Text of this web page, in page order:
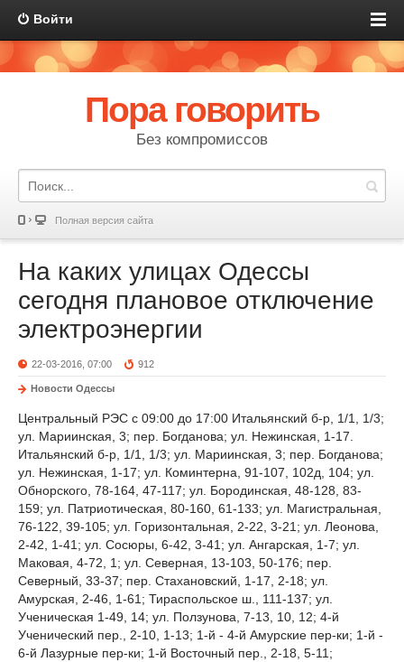
Войти
Пора говорить
Без компромиссов
Полная версия сайта
На каких улицах Одессы
сегодня плановое отключение
электроэнергии
22-03-2016, 07:00 912
Новости Одессы
Центральный РЭС c 09:00 до 17:00 Итальянский б-р, 1/1, 1/3;
ул. Мариинская, 3; пер. Богданова; ул. Нежинская, 1-17.
Итальянский б-р, 1/1, 1/3; ул. Мариинская, 3; пер. Богданова;
ул. Нежинская, 1-17; ул. Коминтерна, 91-107, 102д, 104; ул.
Обнорского, 78-164, 47-117; ул. Бородинская, 48-128, 83-
159; ул. Патриотическая, 80-160, 61-133; ул. Магистральная,
76-122, 39-105; ул. Горизонтальная, 2-22, 3-21; ул. Леонова,
2-42, 1-41; ул. Сосюры, 6-42, 3-41; ул. Ангарская, 1-7; ул.
Маковая, 4-72, 1; ул. Северная, 13-103, 50-176; пер.
Северный, 33-37; пер. Стахановский, 1-17, 2-18; ул.
Амурская, 2-46, 1-61; Тираспольское ш., 111-137; ул.
Ученическая 1-49, 14; ул. Ползунова, 7-13, 10, 12; 4-й
Ученический пер., 2-10, 1-13; 1-й - 4-й Амурские пер-ки; 1-й -
6-й Лазурные пер-ки; 1-й Восточный пер., 2-18, 5-11;